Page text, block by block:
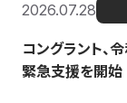
2026.07.28
コングラント、
緊急支援を開始